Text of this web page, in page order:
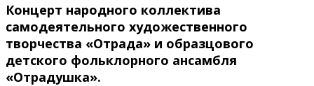
Концерт народного коллектива
самодеятельного художественного
творчества «Отрада» и образцового
детского фольклорного ансамбля
«Отрадушка».